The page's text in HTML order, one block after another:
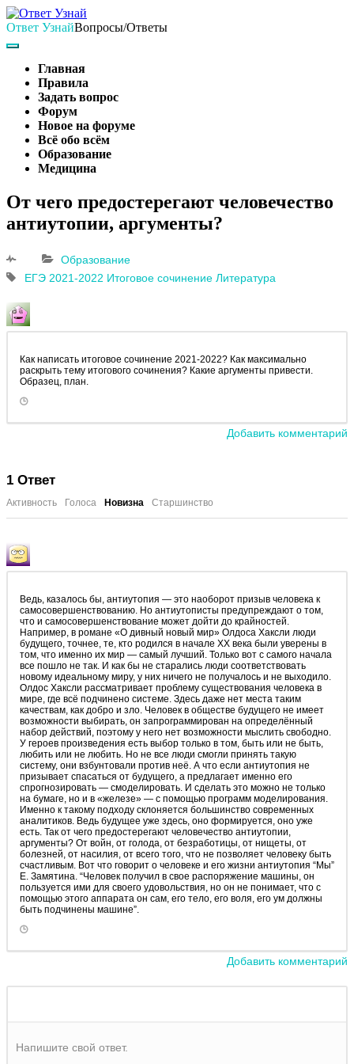
Skip
to
content
Ответ УзнайВопросы/Ответы
Search
Main
Navigation
Главная
Правила
Задать вопрос
Форум
Новое на форуме
Всё обо всём
Образование
Медицина
Search
От чего предостерегают человечество
антиутопии, аргументы?
Образование
ЕГЭ 2021-2022 Итоговое сочинение Литература
Как написать итоговое сочинение 2021-2022? Как максимально
раскрыть тему итогового сочинения? Какие аргументы привести.
Образец, план.
Добавить комментарий
1 Ответ
Активность Голоса Новизна Старшинство
Ведь, казалось бы, антиутопия — это наоборот призыв человека к
самосовершенствованию. Но антиутописты предупреждают о том,
что и самосовершенствование может дойти до крайностей.
Например, в романе «О дивный новый мир» Олдоса Хаксли люди
будущего, точнее, те, кто родился в начале XX века были уверены в
том, что именно их мир — самый лучший. Только вот с самого начала
все пошло не так. И как бы не старались люди соответствовать
новому идеальному миру, у них ничего не получалось и не выходило.
Олдос Хаксли рассматривает проблему существования человека в
мире, где всё подчинено системе. Здесь даже нет места таким
качествам, как добро и зло. Человек в обществе будущего не имеет
возможности выбирать, он запрограммирован на определённый
набор действий, поэтому у него нет возможности мыслить свободно.
У героев произведения есть выбор только в том, быть или не быть,
любить или не любить. Но не все люди смогли принять такую
систему, они взбунтовали против неё. А что если антиутопия не
призывает спасаться от будущего, а предлагает именно его
спрогнозировать — смоделировать. И сделать это можно не только
на бумаге, но и в «железе» — с помощью программ моделирования.
Именно к такому подходу склоняется большинство современных
аналитиков. Ведь будущее уже здесь, оно формируется, оно уже
есть. Так от чего предостерегают человечество антиутопии,
аргументы? От войн, от голода, от безработицы, от нищеты, от
болезней, от насилия, от всего того, что не позволяет человеку быть
счастливым. Вот что говорит о человеке и его жизни антиутопия “Мы”
Е. Замятина. “Человек получил в свое распоряжение машины, он
пользуется ими для своего удовольствия, но он не понимает, что с
помощью этого аппарата он сам, его тело, его воля, его ум должны
быть подчинены машине”.
Добавить комментарий
Напишите свой ответ.